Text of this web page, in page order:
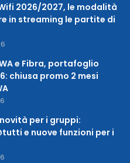
2026/2027, le modalità
in streaming le partite di
e Fibra, portafoglio
chiusa promo 2 mesi
per i gruppi:
e nuove funzioni per i